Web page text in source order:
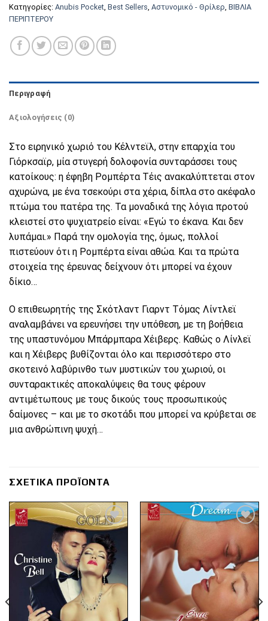
Κατηγορίες: Anubis Pocket Best Sellers Αστυνομικό - Θρίλερ ΒΙΒΛΙΑ
ΠΕΡΙΠΤΕΡΟΥ
Περιγραφή
Αξιολογήσεις (0)
Στο ειρηνικό χωριό του Κέλντεϊλ, στην επαρχία του
Γιόρκσαϊρ, μία στυγερή δολοφονία συνταράσσει τους
κατοίκους: η έφηβη Ρομπέρτα Τέις ανακαλύπτεται στον
αχυρώνα, με ένα τσεκούρι στα χέρια, δίπλα στο ακέφαλο
πτώμα του πατέρα της. Τα μοναδικά της λόγια προτού
κλειστεί στο ψυχιατρείο είναι: «Εγώ το έκανα. Και δεν
λυπάμαι.» Παρά την ομολογία της, όμως, πολλοί
πιστεύουν ότι η Ρομπέρτα είναι αθώα. Και τα πρώτα
στοιχεία της έρευνας δείχνουν ότι μπορεί να έχουν
δίκιο…
Ο επιθεωρητής της Σκότλαντ Γιαρντ Τόμας Λίντλεϊ
αναλαμβάνει να ερευνήσει την υπόθεση, με τη βοήθεια
της υπαστυνόμου Μπάρμπαρα Χέιβερς. Καθώς ο Λίνλεϊ
και η Χέιβερς βυθίζονται όλο και περισσότερο στο
σκοτεινό λαβύρινθο των μυστικών του χωριού, οι
συνταρακτικές αποκαλύψεις θα τους φέρουν
αντιμέτωπους με τους δικούς τους προσωπικούς
δαίμονες – και με το σκοτάδι που μπορεί να κρύβεται σε
μια ανθρώπινη ψυχή…
ΣΧΕΤΙΚΆ ΠΡΟΪΌΝΤΑ
Πρόσθήκη
στην λίστα
επιθυμιών
Πρόσθήκη
στην λίστα
επιθυμιών